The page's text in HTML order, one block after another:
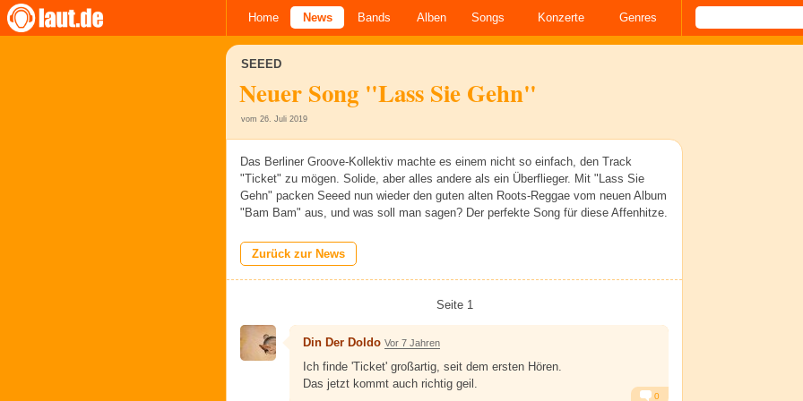
Home News Bands Alben Songs Konzerte Genres
SEEED
Neuer Song "Lass Sie Gehn"
vom 26. Juli 2019
Das Berliner Groove-Kollektiv machte es einem nicht so einfach, den Track
"Ticket" zu mögen. Solide, aber alles andere als ein Überflieger. Mit "Lass Sie
Gehn" packen Seeed nun wieder den guten alten Roots-Reggae vom neuen Album
"Bam Bam" aus, und was soll man sagen? Der perfekte Song für diese Affenhitze.
Zurück zur News
Seite 1
Din Der Doldo Vor 7 Jahren
Ich finde 'Ticket' großartig, seit dem ersten Hören.
Das jetzt kommt auch richtig geil.
0